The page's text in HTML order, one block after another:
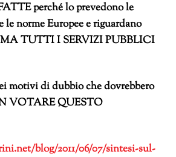
perché lo prevedono le
le norme Europee e riguardano
TUTTI I SERVIZI PUBBLICI
motivi di dubbio che dovrebbero
VOTARE QUESTO
blog/2011/06/07/sintesi-sul-